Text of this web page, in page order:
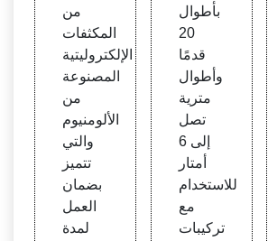
من
المكثفات
الإلكتروليتية
المصنوعة
من
الألومنيوم
والتي
تتميز
بضمان
العمل
لمدة
بأطوال
20
قدمًا
وأطوال
مترية
تصل
إلى 6
أمتار
للاستخدام
مع
تركيبات